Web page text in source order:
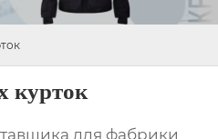
курток
для фабрики